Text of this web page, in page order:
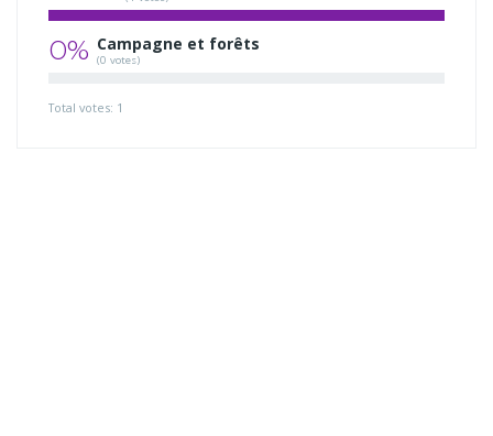
0% Campagne et forêts
(0 votes)
Total votes: 1